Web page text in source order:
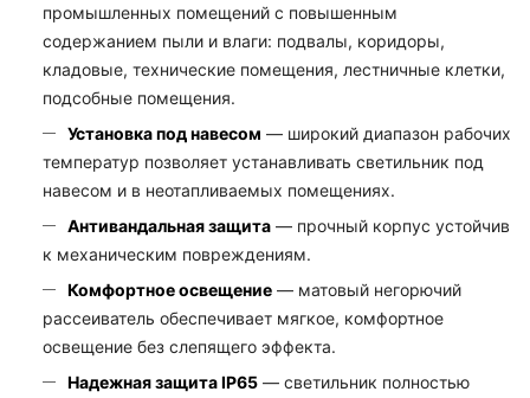
промышленных помещений с повышенным
содержанием пыли и влаги: подвалы, коридоры,
кладовые, технические помещения, лестничные клетки,
подсобные помещения.
Установка под навесом — широкий диапазон рабочих
температур позволяет устанавливать светильник под
навесом и в неотапливаемых помещениях.
Антивандальная защита — прочный корпус устойчив
к механическим повреждениям.
Комфортное освещение — матовый негорючий
рассеиватель обеспечивает мягкое, комфортное
освещение без слепящего эффекта.
Надежная защита IP65 — светильник полностью